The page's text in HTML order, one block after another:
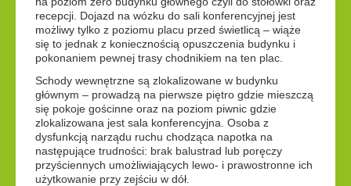
recepcji. Dojazd na wózku do sali konferencyjnej jest
możliwy tylko z poziomu placu przed świetlicą – wiąże
się to jednak z koniecznością opuszczenia budynku i
pokonaniem pewnej trasy chodnikiem na ten plac.
Schody wewnętrzne są zlokalizowane w budynku
głównym – prowadzą na pierwsze piętro gdzie mieszczą
się pokoje gościnne oraz na poziom piwnic gdzie
zlokalizowana jest sala konferencyjna. Osoba z
dysfunkcją narządu ruchu chodząca napotka na
następujące trudności: brak balustrad lub poręczy
przyściennych umożliwiających lewo- i prawostronne ich
użytkowanie przy zejściu w dół.